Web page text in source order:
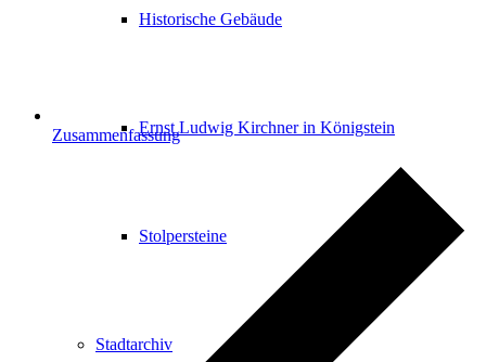
Historische Gebäude
Ernst Ludwig Kirchner in Königstein
Stolpersteine
Stadtarchiv
Zusammenfassung